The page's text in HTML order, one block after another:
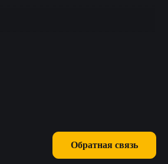
Обратная связь